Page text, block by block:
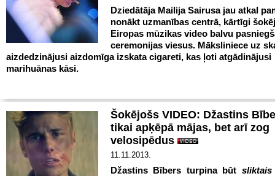
Dziedātāja Mailija Sairusa jau atkal
nonākt uzmanības centrā, kārtīgi
Eiropas mūzikas video balvu
ceremonijas viesus. Māksliniece uz
aizdedzinājusi aizdomīga izskata cigareti, kas ļoti atgādinājusi
marihuānas kāsi.
Šokējošs VIDEO: Džastins
tikai apķēpā mājas, bet arī zog
velosipēdus
11.11.2013.
Džastins Bībers turpina būt